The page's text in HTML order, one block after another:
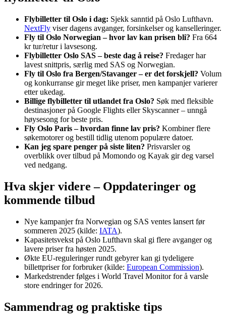
Flybilletter til Oslo i dag: Sjekk sanntid på Oslo Lufthavn.
NextFly viser dagens avganger, forsinkelser og kanselleringer.
Fly til Oslo Norwegian – hvor lav kan prisen bli? Fra 664
kr tur/retur i lavsesong.
Flybilletter Oslo SAS – beste dag å reise? Fredager har
lavest snittpris, særlig med SAS og Norwegian.
Fly til Oslo fra Bergen/Stavanger – er det forskjell? Volum
og konkurranse gir meget like priser, men kampanjer varierer
etter ukedag.
Billige flybilletter til utlandet fra Oslo? Søk med fleksible
destinasjoner på Google Flights eller Skyscanner – unngå
høysesong for beste pris.
Fly Oslo Paris – hvordan finne lav pris? Kombiner flere
søkemotorer og bestill tidlig utenom populære datoer.
Kan jeg spare penger på siste liten? Prisvarsler og
overblikk over tilbud på Momondo og Kayak gir deg varsel
ved nedgang.
Hva skjer videre – Oppdateringer og
kommende tilbud
Nye kampanjer fra Norwegian og SAS ventes lansert før
sommeren 2025 (kilde: IATA).
Kapasitetsvekst på Oslo Lufthavn skal gi flere avganger og
lavere priser fra høsten 2025.
Økte EU-reguleringer rundt gebyrer kan gi tydeligere
billettpriser for forbruker (kilde: European Commission).
Markedstrender følges i World Travel Monitor for å varsle
store endringer for 2026.
Sammendrag og praktiske tips